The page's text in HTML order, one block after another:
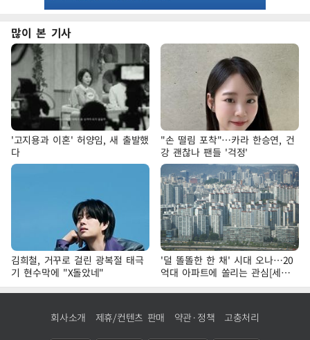
많이 본 기사
'고지용과 이혼' 허양임, 새 출발했
다
"손 떨림 포착"…카라 한승연, 건
강 괜찮나 팬들 '걱정'
김희철, 거꾸로 걸린 광복절 태극
기 현수막에 "X돌았네"
'덜 똘똘한 한 채' 시대 오나…20
억대 아파트에 쏠리는 관심[세제
개편, 그 이후②]
회사소개 제휴/컨텐츠 판매 약관·정책 고충처리